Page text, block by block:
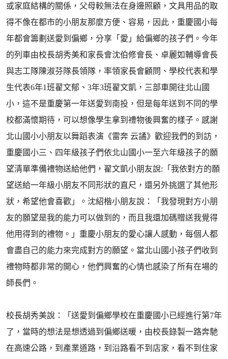
或家庭結構的關係，父母較無法在身邊照顧，文具用品的取
得不像在都市的小朋友那麼方便、容易，因此，重慶國小每
年都會籌劃送愛到偏鄉，分享「愛」給偏鄉的孩子們。今年
的列車由校長胡秀美和家長會沈伯修會長、卓麗如輔導會長
與志工隊陳淑芬隊長領隊，率領家長會顧問、學校代表和學
生代表6年1班翟文郁、3年3班翟文凱，三部車開往北山國
小，這不是重慶第一年送愛到南投，但是每年送到不同的學
校都滿懷期待，可以想像學生拿到禮物後興奮的樣子。感謝
北山國小小朋友以舞蹈表演《雷奔 云譎》歡迎我們的到訪，
重慶國小三、四年級孩子們依北山國小一至六年級孩子的願
望清單準備禮物送給他們，翟文凱小朋友說:「我依對方的願
望送給一年級小朋友不同形狀的直尺，還另外挑選了其他形
狀，希望他會喜歡」。沈紹楷小朋友說：「我發現對方小朋
友的願望是我的能力可以做到的，而且我還加碼贈送我覺得
他用得到的禮物。」重慶小朋友的愛心讓人感動，每個人都
會盡自己的能力來完成對方的願望。當北山國小孩子們收到
禮物時都非常的開心，他們興奮的心情也感染了所有在場的
師長們。
校長胡秀美說：「送愛到偏鄉學校在重慶國小已經進行第7年
了，當時的想法是想透過到偏鄉送暖，由校長錄製一路奔馳
在高速公路，到產業道路，到沿路看不到店家，看不到住家